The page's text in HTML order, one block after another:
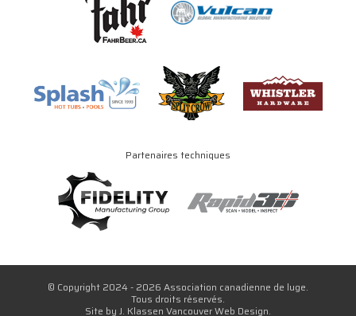
Partenaires techniques
© Copyright 2024 - 2026 Association canadienne de luge.
Tous droits réservés.
Site by J. Klassen Vancouver Web Design.